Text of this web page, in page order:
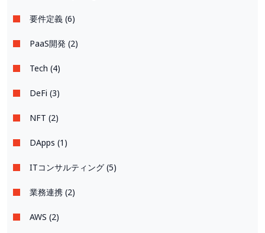
要件定義 (6)
PaaS開発 (2)
Tech (4)
DeFi (3)
NFT (2)
DApps (1)
ITコンサルティング (5)
業務連携 (2)
AWS (2)